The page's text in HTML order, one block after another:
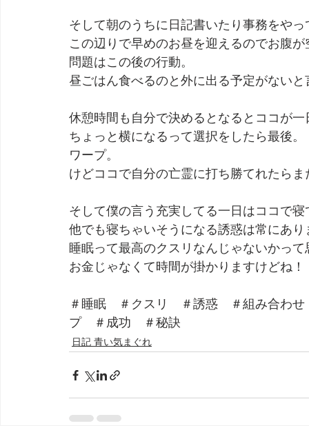
そして朝のうちに日記書いたり事務をや
この辺りで早めのお昼を迎えるのでお腹
問題はこの後の行動。
昼ごはん食べるのと外に出る予定がない
休憩時間も自分で決めるとなるとココが
ちょっと横になるって選択をしたら最後。
ワープ。
けどココで自分の亡霊に打ち勝てれたら
そして僕の言う充実してる一日はココで
他でも寝ちゃいそうになる誘惑は常にあ
睡眠って最高のクスリなんじゃないかっ
お金じゃなくて時間が掛かりますけどね！
＃睡眠　＃クスリ　＃誘惑　＃組み合わ
プ　＃成功　＃秘訣
日記 青い気まぐれ